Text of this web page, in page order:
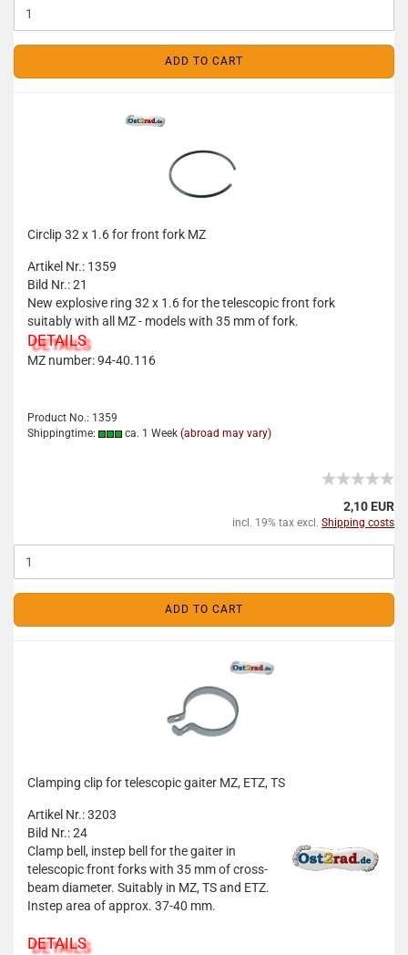
ADD TO CART
Circlip 32 x 1.6 for front fork MZ
Artikel Nr.: 1359
Bild Nr.: 21
New explosive ring 32 x 1.6 for the telescopic front fork
suitably with all MZ - models with 35 mm of fork.
DETAILS
MZ number: 94-40.116
Product No.: 1359
Shippingtime:
ca. 1 Week (abroad may vary)
2,10 EUR
incl. 19% tax excl. Shipping costs
ADD TO CART
Clamping clip for telescopic gaiter MZ, ETZ, TS
Artikel Nr.: 3203
Bild Nr.: 24
Clamp bell, instep bell for the gaiter in
telescopic front forks with 35 mm of cross-
beam diameter. Suitably in MZ, TS and ETZ.
Instep area of approx. 37-40 mm.
DETAILS